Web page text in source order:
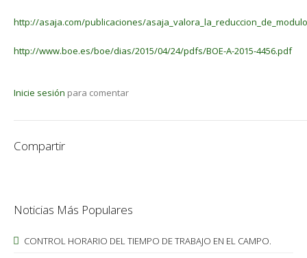
http://asaja.com/publicaciones/
http://www.boe.es/boe/dias/2015/04/24/pdfs/BOE-A-2015-4456.pdf
Inicie sesión para comentar
Compartir
Noticias Más Populares
CONTROL HORARIO DEL TIEMPO DE TRABAJO EN EL CAMPO.